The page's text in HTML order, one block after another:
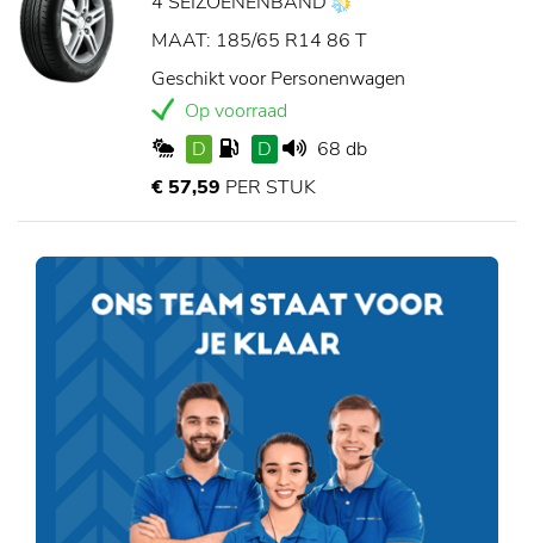
MAAT: 185/65 R14 86 T
Geschikt voor Personenwagen
Op voorraad
D
D
68 db
€ 57,59 PER STUK